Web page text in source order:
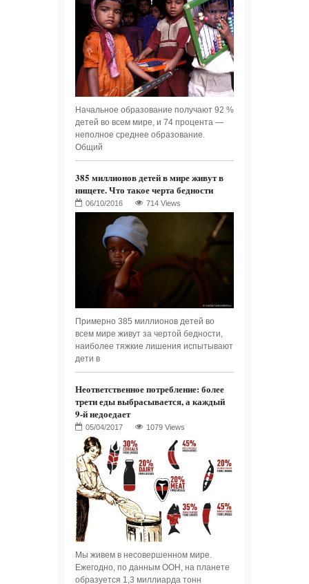
Начальное образование получают 92 %
детей во всем мире, и 74 процента —
неполное среднее образование.
Общий
385 миллионов детей в мире живут в
нищете. Что такое черта бедности
714 Views
Примерно 385 миллионов детей во
всем мире живут за чертой бедности,
наиболее тяжкие лишения испытывают
дети в
Неответственное потребление: более
трети еды выбрасывается, а каждый
9-й недоедает
1079 Views
Мы живем в несовершенном мире.
Ежегодно, по данным ООН, на планете
образуется 1,3 миллиарда тонн